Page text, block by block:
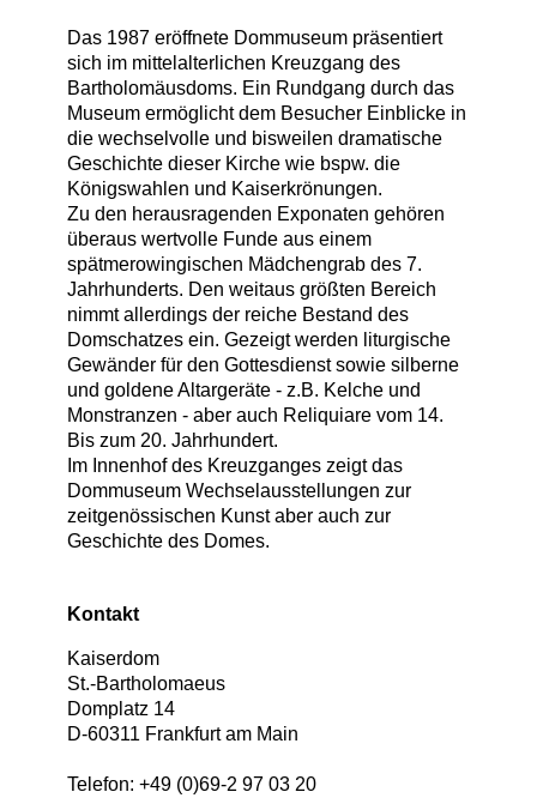
Das 1987 eröffnete Dommuseum präsentiert
sich im mittelalterlichen Kreuzgang des
Bartholomäusdoms. Ein Rundgang durch das
Museum ermöglicht dem Besucher Einblicke in
die wechselvolle und bisweilen dramatische
Geschichte dieser Kirche wie bspw. die
Königswahlen und Kaiserkrönungen.
Zu den herausragenden Exponaten gehören
überaus wertvolle Funde aus einem
spätmerowingischen Mädchengrab des 7.
Jahrhunderts. Den weitaus größten Bereich
nimmt allerdings der reiche Bestand des
Domschatzes ein. Gezeigt werden liturgische
Gewänder für den Gottesdienst sowie silberne
und goldene Altargeräte - z.B. Kelche und
Monstranzen - aber auch Reliquiare vom 14.
Bis zum 20. Jahrhundert.
Im Innenhof des Kreuzganges zeigt das
Dommuseum Wechselausstellungen zur
zeitgenössischen Kunst aber auch zur
Geschichte des Domes.
Kontakt
Kaiserdom
St.-Bartholomaeus
Domplatz 14
D-60311 Frankfurt am Main
Telefon: +49 (0)69-2 97 03 20